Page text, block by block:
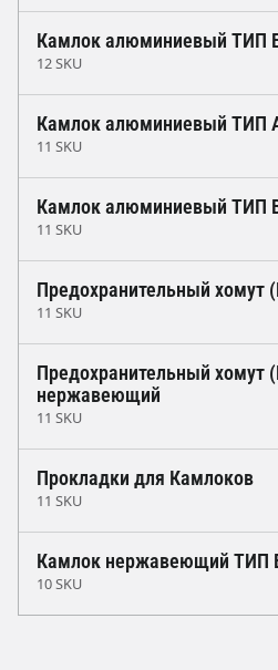
Камлок алюминиевый ТИП
12 SKU
Камлок алюминиевый ТИП
11 SKU
Камлок алюминиевый ТИП
11 SKU
Предохранительный хомут
11 SKU
Предохранительный хомут
нержавеющий
11 SKU
Прокладки для Камлоков
11 SKU
Камлок нержавеющий ТИП
10 SKU